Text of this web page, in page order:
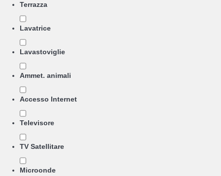
Terrazza
Lavatrice
Lavastoviglie
Ammet. animali
Accesso Internet
Televisore
TV Satellitare
Microonde